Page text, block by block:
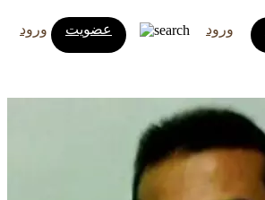
ورود عضویت ورود